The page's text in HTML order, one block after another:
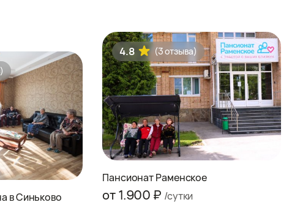
в Синьково
4.8 (3 отзыва)
Пансионат Раменское
от 1.900 ₽ /сутки